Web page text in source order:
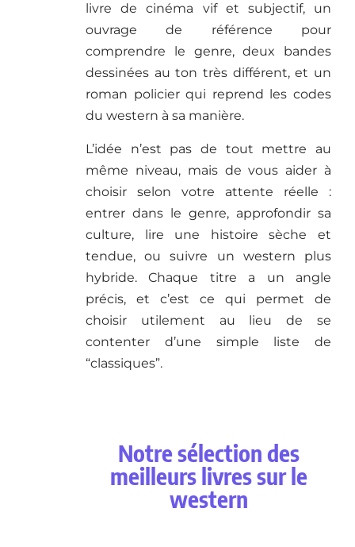
livre de cinéma vif et subjectif, un
ouvrage de référence pour
comprendre le genre, deux bandes
dessinées au ton très différent, et un
roman policier qui reprend les codes
du western à sa manière.
L’idée n’est pas de tout mettre au
même niveau, mais de vous aider à
choisir selon votre attente réelle :
entrer dans le genre, approfondir sa
culture, lire une histoire sèche et
tendue, ou suivre un western plus
hybride. Chaque titre a un angle
précis, et c’est ce qui permet de
choisir utilement au lieu de se
contenter d’une simple liste de
“classiques”.
Notre sélection des
meilleurs livres sur le
western